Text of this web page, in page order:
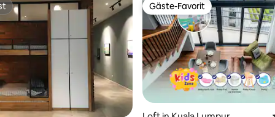
Gäste-Favorit
Gäste-Favorit